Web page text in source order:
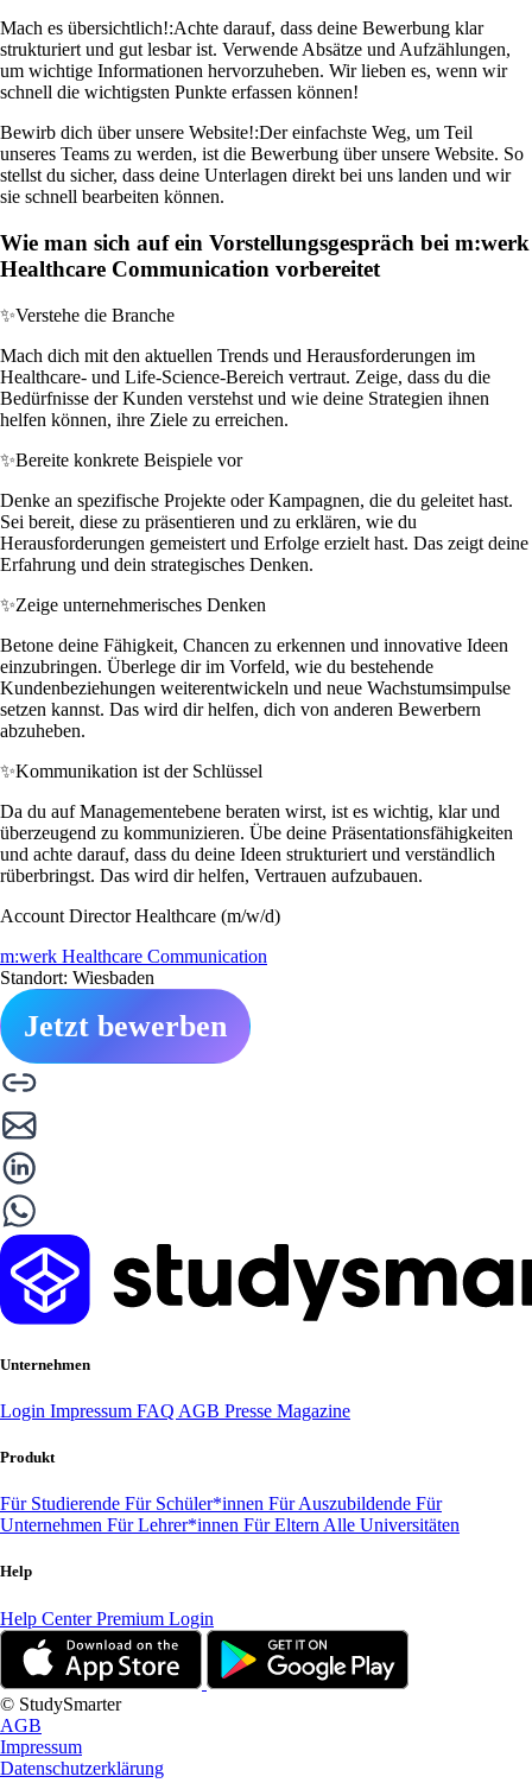
Mach es übersichtlich!:Achte darauf, dass deine Bewerbung klar
strukturiert und gut lesbar ist. Verwende Absätze und Aufzählungen,
um wichtige Informationen hervorzuheben. Wir lieben es, wenn wir
schnell die wichtigsten Punkte erfassen können!
Bewirb dich über unsere Website!:Der einfachste Weg, um Teil
unseres Teams zu werden, ist die Bewerbung über unsere Website. So
stellst du sicher, dass deine Unterlagen direkt bei uns landen und wir
sie schnell bearbeiten können.
Wie man sich auf ein Vorstellungsgespräch bei m:werk
Healthcare Communication vorbereitet
✨Verstehe die Branche
Mach dich mit den aktuellen Trends und Herausforderungen im
Healthcare- und Life-Science-Bereich vertraut. Zeige, dass du die
Bedürfnisse der Kunden verstehst und wie deine Strategien ihnen
helfen können, ihre Ziele zu erreichen.
✨Bereite konkrete Beispiele vor
Denke an spezifische Projekte oder Kampagnen, die du geleitet hast.
Sei bereit, diese zu präsentieren und zu erklären, wie du
Herausforderungen gemeistert und Erfolge erzielt hast. Das zeigt deine
Erfahrung und dein strategisches Denken.
✨Zeige unternehmerisches Denken
Betone deine Fähigkeit, Chancen zu erkennen und innovative Ideen
einzubringen. Überlege dir im Vorfeld, wie du bestehende
Kundenbeziehungen weiterentwickeln und neue Wachstumsimpulse
setzen kannst. Das wird dir helfen, dich von anderen Bewerbern
abzuheben.
✨Kommunikation ist der Schlüssel
Da du auf Managementebene beraten wirst, ist es wichtig, klar und
überzeugend zu kommunizieren. Übe deine Präsentationsfähigkeiten
und achte darauf, dass du deine Ideen strukturiert und verständlich
rüberbringst. Das wird dir helfen, Vertrauen aufzubauen.
Account Director Healthcare (m/w/d)
m:werk Healthcare Communication
Standort: Wiesbaden
Jetzt bewerben
Unternehmen
Login Impressum FAQ AGB Presse Magazine
Produkt
Für Studierende Für Schüler*innen Für Auszubildende Für
Unternehmen Für Lehrer*innen Für Eltern Alle Universitäten
Help
Help CenterPremium Login
© StudySmarter
AGB
Impressum
Datenschutzerklärung